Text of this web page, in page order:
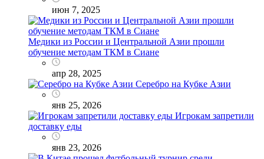
июн 7, 2025
Медики из России и Центральной Азии прошли
обучение методам ТКМ в Сиане
апр 28, 2025
Серебро на Кубке Азии
янв 25, 2026
Игрокам запретили
доставку еды
янв 23, 2026